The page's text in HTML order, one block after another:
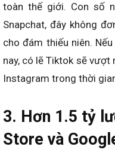
toàn thế giới. Con số
Snapchat, đây không
cho đám thiếu niên.
nay, có lẽ Tiktok sẽ
Instagram trong thời
3. Hơn 1.5 tỷ
Store và